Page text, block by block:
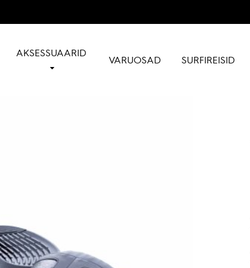
AKSESSUAARID
VARUOSAD SURFIREISID